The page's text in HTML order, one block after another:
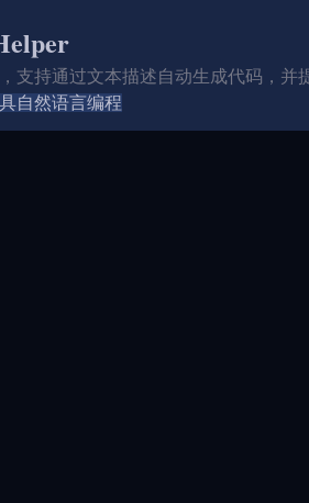
支持通过文本描述自动生成代码，并
自然语言编程